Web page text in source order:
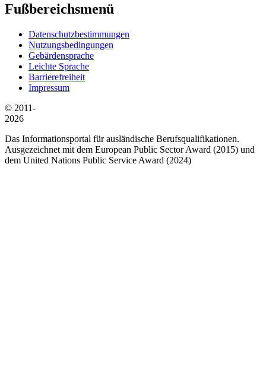
Fußbereichsmenü
Datenschutzbestimmungen
Nutzungsbedingungen
Gebärdensprache
Leichte Sprache
Barrierefreiheit
Impressum
© 2011-
2026
Das Informationsportal für ausländische Berufsqualifikationen.
Ausgezeichnet mit dem European Public Sector Award (2015) und
dem United Nations Public Service Award (2024)